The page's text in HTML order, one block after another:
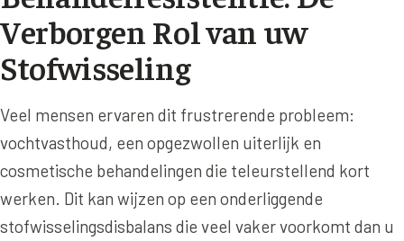
Kraaienpootjes
Hangende oogleden
Traangoot en wallen
Ingevallen slapen
Azzalure
Belotero
Ellansé
Juvéderm Voluma
Juvéderm Volift
Hangende Huid Profiel
Extreme Huidverslapping Profiel
Structuur Verlies Profiel
Erfelijke Jowl Profiel
HORMONAAL / METABOOL
Insuline Zwelling Profiel
Menopauze Veroudering profiel
Contact
◍Nijmegen◍Sittard ◍Enschede
085 40 13 678
Verborgen Rol van uw
Stofwisseling
Veel mensen ervaren dit frustrerende probleem:
vochtvasthoud, een opgezwollen uiterlijk en
cosmetische behandelingen die teleurstellend kort
werken. Dit kan wijzen op een onderliggende
stofwisselingsdisbalans die veel vaker voorkomt dan u